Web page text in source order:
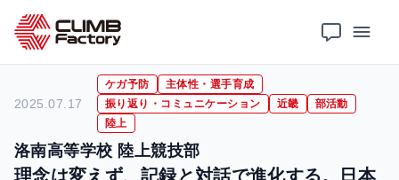
ホーム 導入事例 理念は変えず、記録と対話で進化する。日本一を本気で狙う駅伝チームの今
洛南高等学校 陸上競技部
2025.07.17
ケガ予防
主体性・選手育成
振り返り・コミュニケーション
近畿
部活動
陸上
理念は変えず、記録と対話で進化する。日本